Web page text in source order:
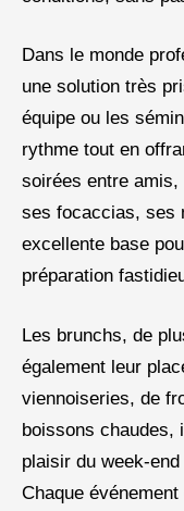
Dans le monde
une solution très
équipe ou les
rythme tout en
soirées entre amis,
ses focaccias, ses
excellente base
préparation
Les brunchs, de
également leur
viennoiseries, de
boissons chaudes,
plaisir du week-end
Chaque